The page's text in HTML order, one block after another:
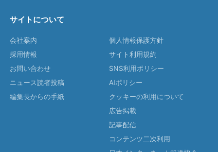
サイトについて
会社案内
採用情報
お問い合わせ
ニュース読者投稿
編集長からの手紙
個人情報保護方針
サイト利用規約
SNS利用ポリシー
AIポリシー
クッキーの利用について
広告掲載
記事配信
コンテンツ二次利用